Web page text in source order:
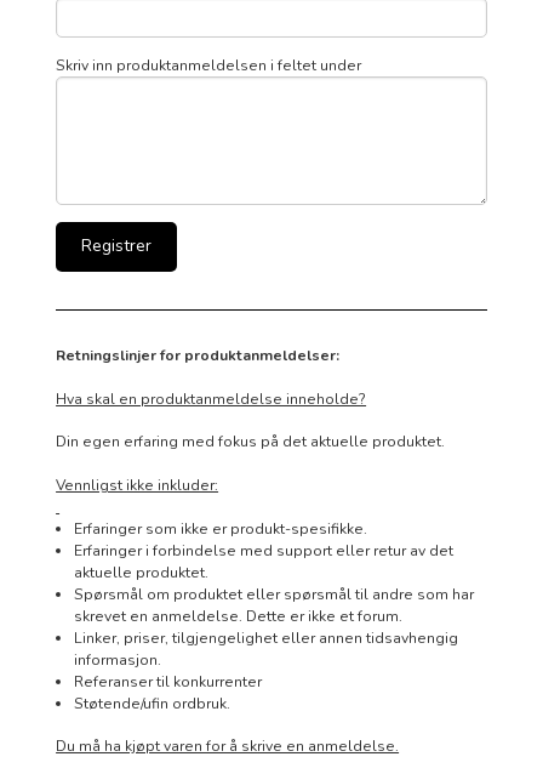
Skriv inn produktanmeldelsen i feltet under
Retningslinjer for produktanmeldelser:
Hva skal en produktanmeldelse inneholde?
Din egen erfaring med fokus på det aktuelle produktet.
Vennligst ikke inkluder:
Erfaringer som ikke er produkt-spesifikke.
Erfaringer i forbindelse med support eller retur av det
aktuelle produktet.
Spørsmål om produktet eller spørsmål til andre som har
skrevet en anmeldelse. Dette er ikke et forum.
Linker, priser, tilgjengelighet eller annen tidsavhengig
informasjon.
Referanser til konkurrenter
Støtende/ufin ordbruk.
Du må ha kjøpt varen for å skrive en anmeldelse.